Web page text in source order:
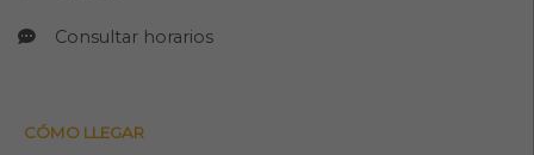
Consultar horarios
CÓMO LLEGAR